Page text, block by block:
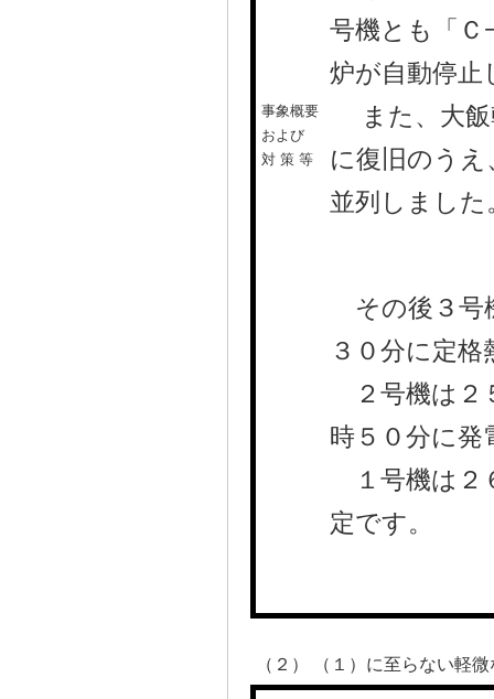
事象概要
および
対 策 等
号機とも「Ｃ
炉が自動停止
また、大飯
に復旧のう
並列しました
その後３号
３０分に定
２号機は２
時５０分に発
１号機は２
定です。
（２） （１）に至らない軽